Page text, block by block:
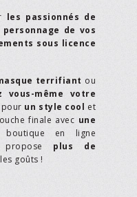
les passionnés de
de vos
sous licence
terrifiant ou
vous-même votre
pour un style cool et
finale avec une
en ligne
propose plus de
goûts !